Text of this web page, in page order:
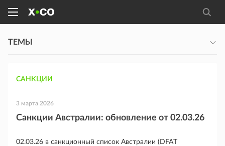
ТЕМЫ
САНКЦИИ
3 марта 2026
Санкции Австралии: обновление от 02.03.26
02.03.26 в санкционный список Австралии (DFAT